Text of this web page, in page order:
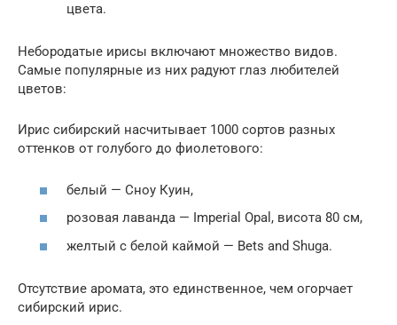
цвета.
Небородатые ирисы включают множество видов.
Самые популярные из них радуют глаз любителей
цветов:
Ирис сибирский насчитывает 1000 сортов разных
оттенков от голубого до фиолетового:
белый — Сноу Куин,
розовая лаванда — Imperial Opal, висота 80 см,
желтый с белой каймой — Bets and Shuga.
Отсутствие аромата, это единственное, чем огорчает
сибирский ирис.